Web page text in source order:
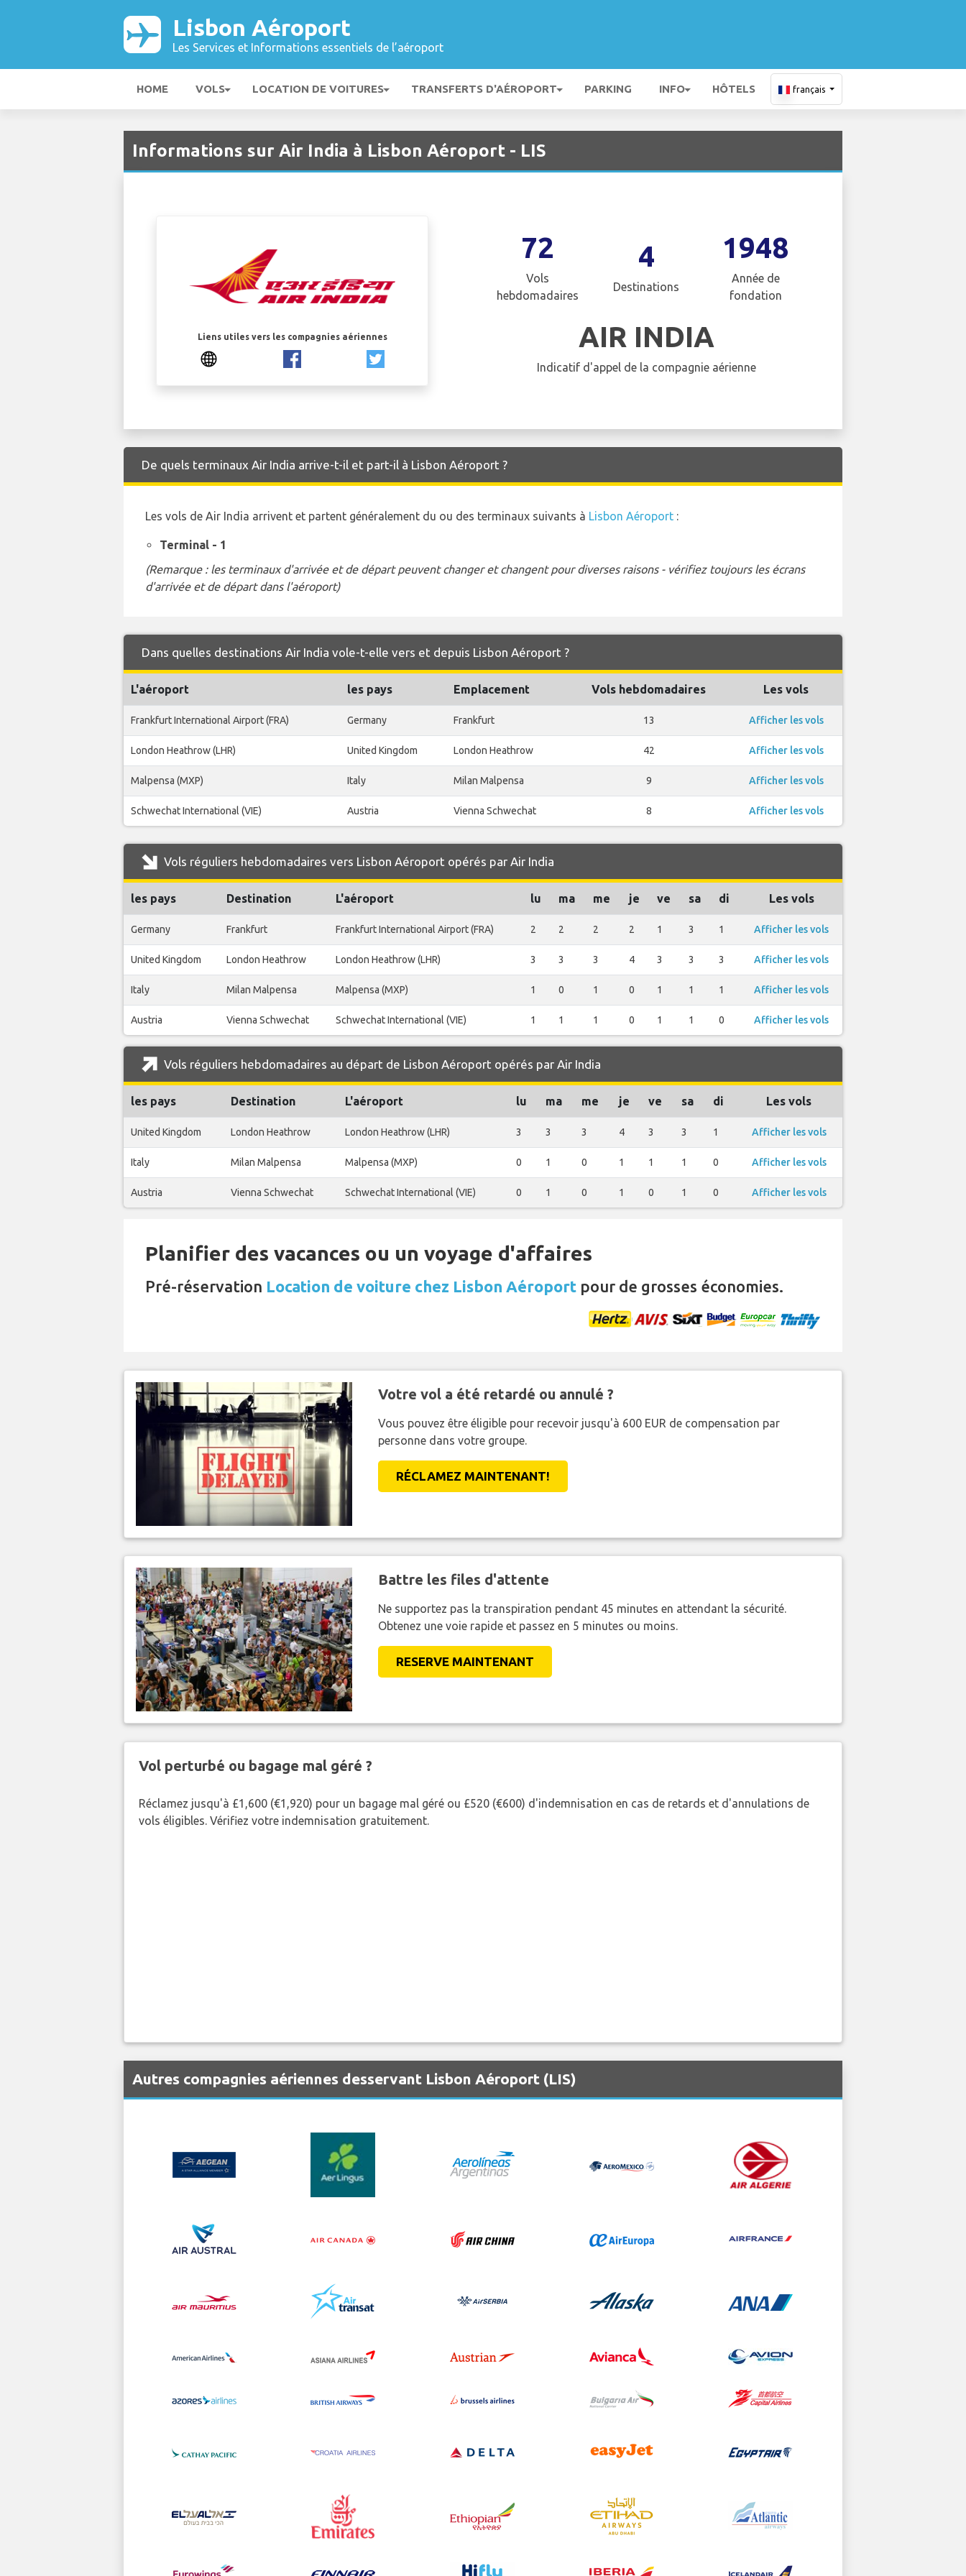
Lisbon Aéroport
Les Services et Informations essentiels de l’aéroport
HOME VOLS LOCATION DE VOITURES TRANSFERTS D'AÉROPORT PARKING INFO HÔTELS français
Informations sur Air India à Lisbon Aéroport - LIS
Liens utiles vers les compagnies aériennes
72
Vols
hebdomadaires
4
Destinations
1948
Année de
fondation
AIR INDIA
Indicatif d'appel de la compagnie aérienne
De quels terminaux Air India arrive-t-il et part-il à Lisbon Aéroport ?
Les vols de Air India arrivent et partent généralement du ou des terminaux suivants à Lisbon Aéroport :
Terminal - 1
(Remarque : les terminaux d'arrivée et de départ peuvent changer et changent pour diverses raisons - vérifiez toujours les écrans
d'arrivée et de départ dans l'aéroport)
Dans quelles destinations Air India vole-t-elle vers et depuis Lisbon Aéroport ?
L'aéroport les pays Emplacement Vols hebdomadaires Les vols
Frankfurt International Airport (FRA) Germany Frankfurt 13 Afficher les vols
London Heathrow (LHR) United Kingdom London Heathrow 42 Afficher les vols
Malpensa (MXP) Italy Milan Malpensa 9 Afficher les vols
Schwechat International (VIE) Austria Vienna Schwechat 8 Afficher les vols
Vols réguliers hebdomadaires vers Lisbon Aéroport opérés par Air India
les pays Destination L'aéroport lu ma me je ve sa di Les vols
Germany Frankfurt Frankfurt International Airport (FRA) 2 2 2 2 1 3 1 Afficher les vols
United Kingdom London Heathrow London Heathrow (LHR) 3 3 3 4 3 3 3 Afficher les vols
Italy Milan Malpensa Malpensa (MXP) 1 0 1 0 1 1 1 Afficher les vols
Austria Vienna Schwechat Schwechat International (VIE) 1 1 1 0 1 1 0 Afficher les vols
Vols réguliers hebdomadaires au départ de Lisbon Aéroport opérés par Air India
les pays Destination L'aéroport lu ma me je ve sa di Les vols
United Kingdom London Heathrow London Heathrow (LHR) 3 3 3 4 3 3 1 Afficher les vols
Italy Milan Malpensa Malpensa (MXP) 0 1 0 1 1 1 0 Afficher les vols
Austria Vienna Schwechat Schwechat International (VIE) 0 1 0 1 0 1 0 Afficher les vols
Planifier des vacances ou un voyage d'affaires
Pré-réservation Location de voiture chez Lisbon Aéroport pour de grosses économies.
Votre vol a été retardé ou annulé ?
Vous pouvez être éligible pour recevoir jusqu'à 600 EUR de compensation par
personne dans votre groupe.
RÉCLAMEZ MAINTENANT!
Battre les files d'attente
Ne supportez pas la transpiration pendant 45 minutes en attendant la sécurité.
Obtenez une voie rapide et passez en 5 minutes ou moins.
RESERVE MAINTENANT
Vol perturbé ou bagage mal géré ?
Réclamez jusqu'à £1,600 (€1,920) pour un bagage mal géré ou £520 (€600) d'indemnisation en cas de retards et d'annulations de
vols éligibles. Vérifiez votre indemnisation gratuitement.
Autres compagnies aériennes desservant Lisbon Aéroport (LIS)